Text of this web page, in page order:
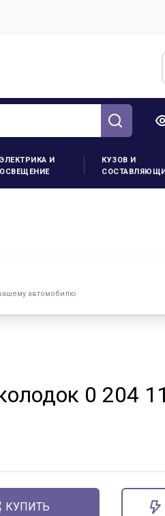
ЭЛЕКТРИКА И
ОСВЕЩЕНИЕ
КУЗОВ И
автомобилю
0 204
КУПИТЬ